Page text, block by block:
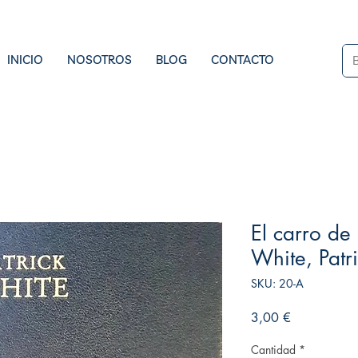
INICIO NOSOTROS BLOG CONTACTO
El carro
White,
SKU: 20-A
3,00 €
Cantidad *